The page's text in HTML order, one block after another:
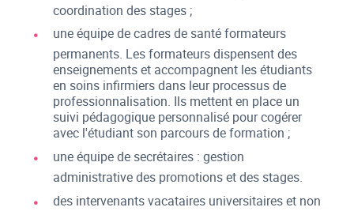
coordination des stages ;
une équipe de cadres de santé formateurs
permanents. Les formateurs dispensent des
enseignements et accompagnent les étudiants
en soins infirmiers dans leur processus de
professionnalisation. Ils mettent en place un
suivi pédagogique personnalisé pour cogérer
avec l'étudiant son parcours de formation ;
une équipe de secrétaires : gestion
administrative des promotions et des stages.
des intervenants vacataires universitaires et non